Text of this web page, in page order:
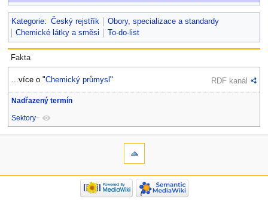
Kategorie: Český rejstřík
Obory, specializace a standardy
Chemické látky a směsi
To-do-list
Fakta
...více o "Chemický průmysl " RDF kanál
Nadřazený termín
Sektory+